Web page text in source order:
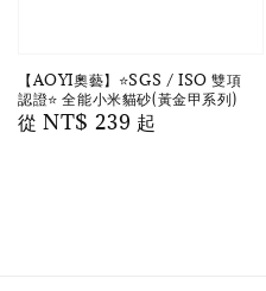
【AOYI奧藝】⭐️SGS / ISO 雙項
認證⭐️ 全能小米貓砂(黃金甲系列)
Regular
從NT$ 239 起